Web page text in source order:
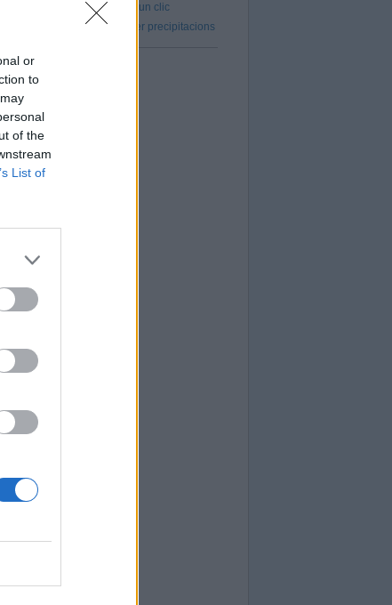
or
to
of the
List of
de tots els atletes del CAC a un clic
s'activa en fase d'alerta per precipitacions